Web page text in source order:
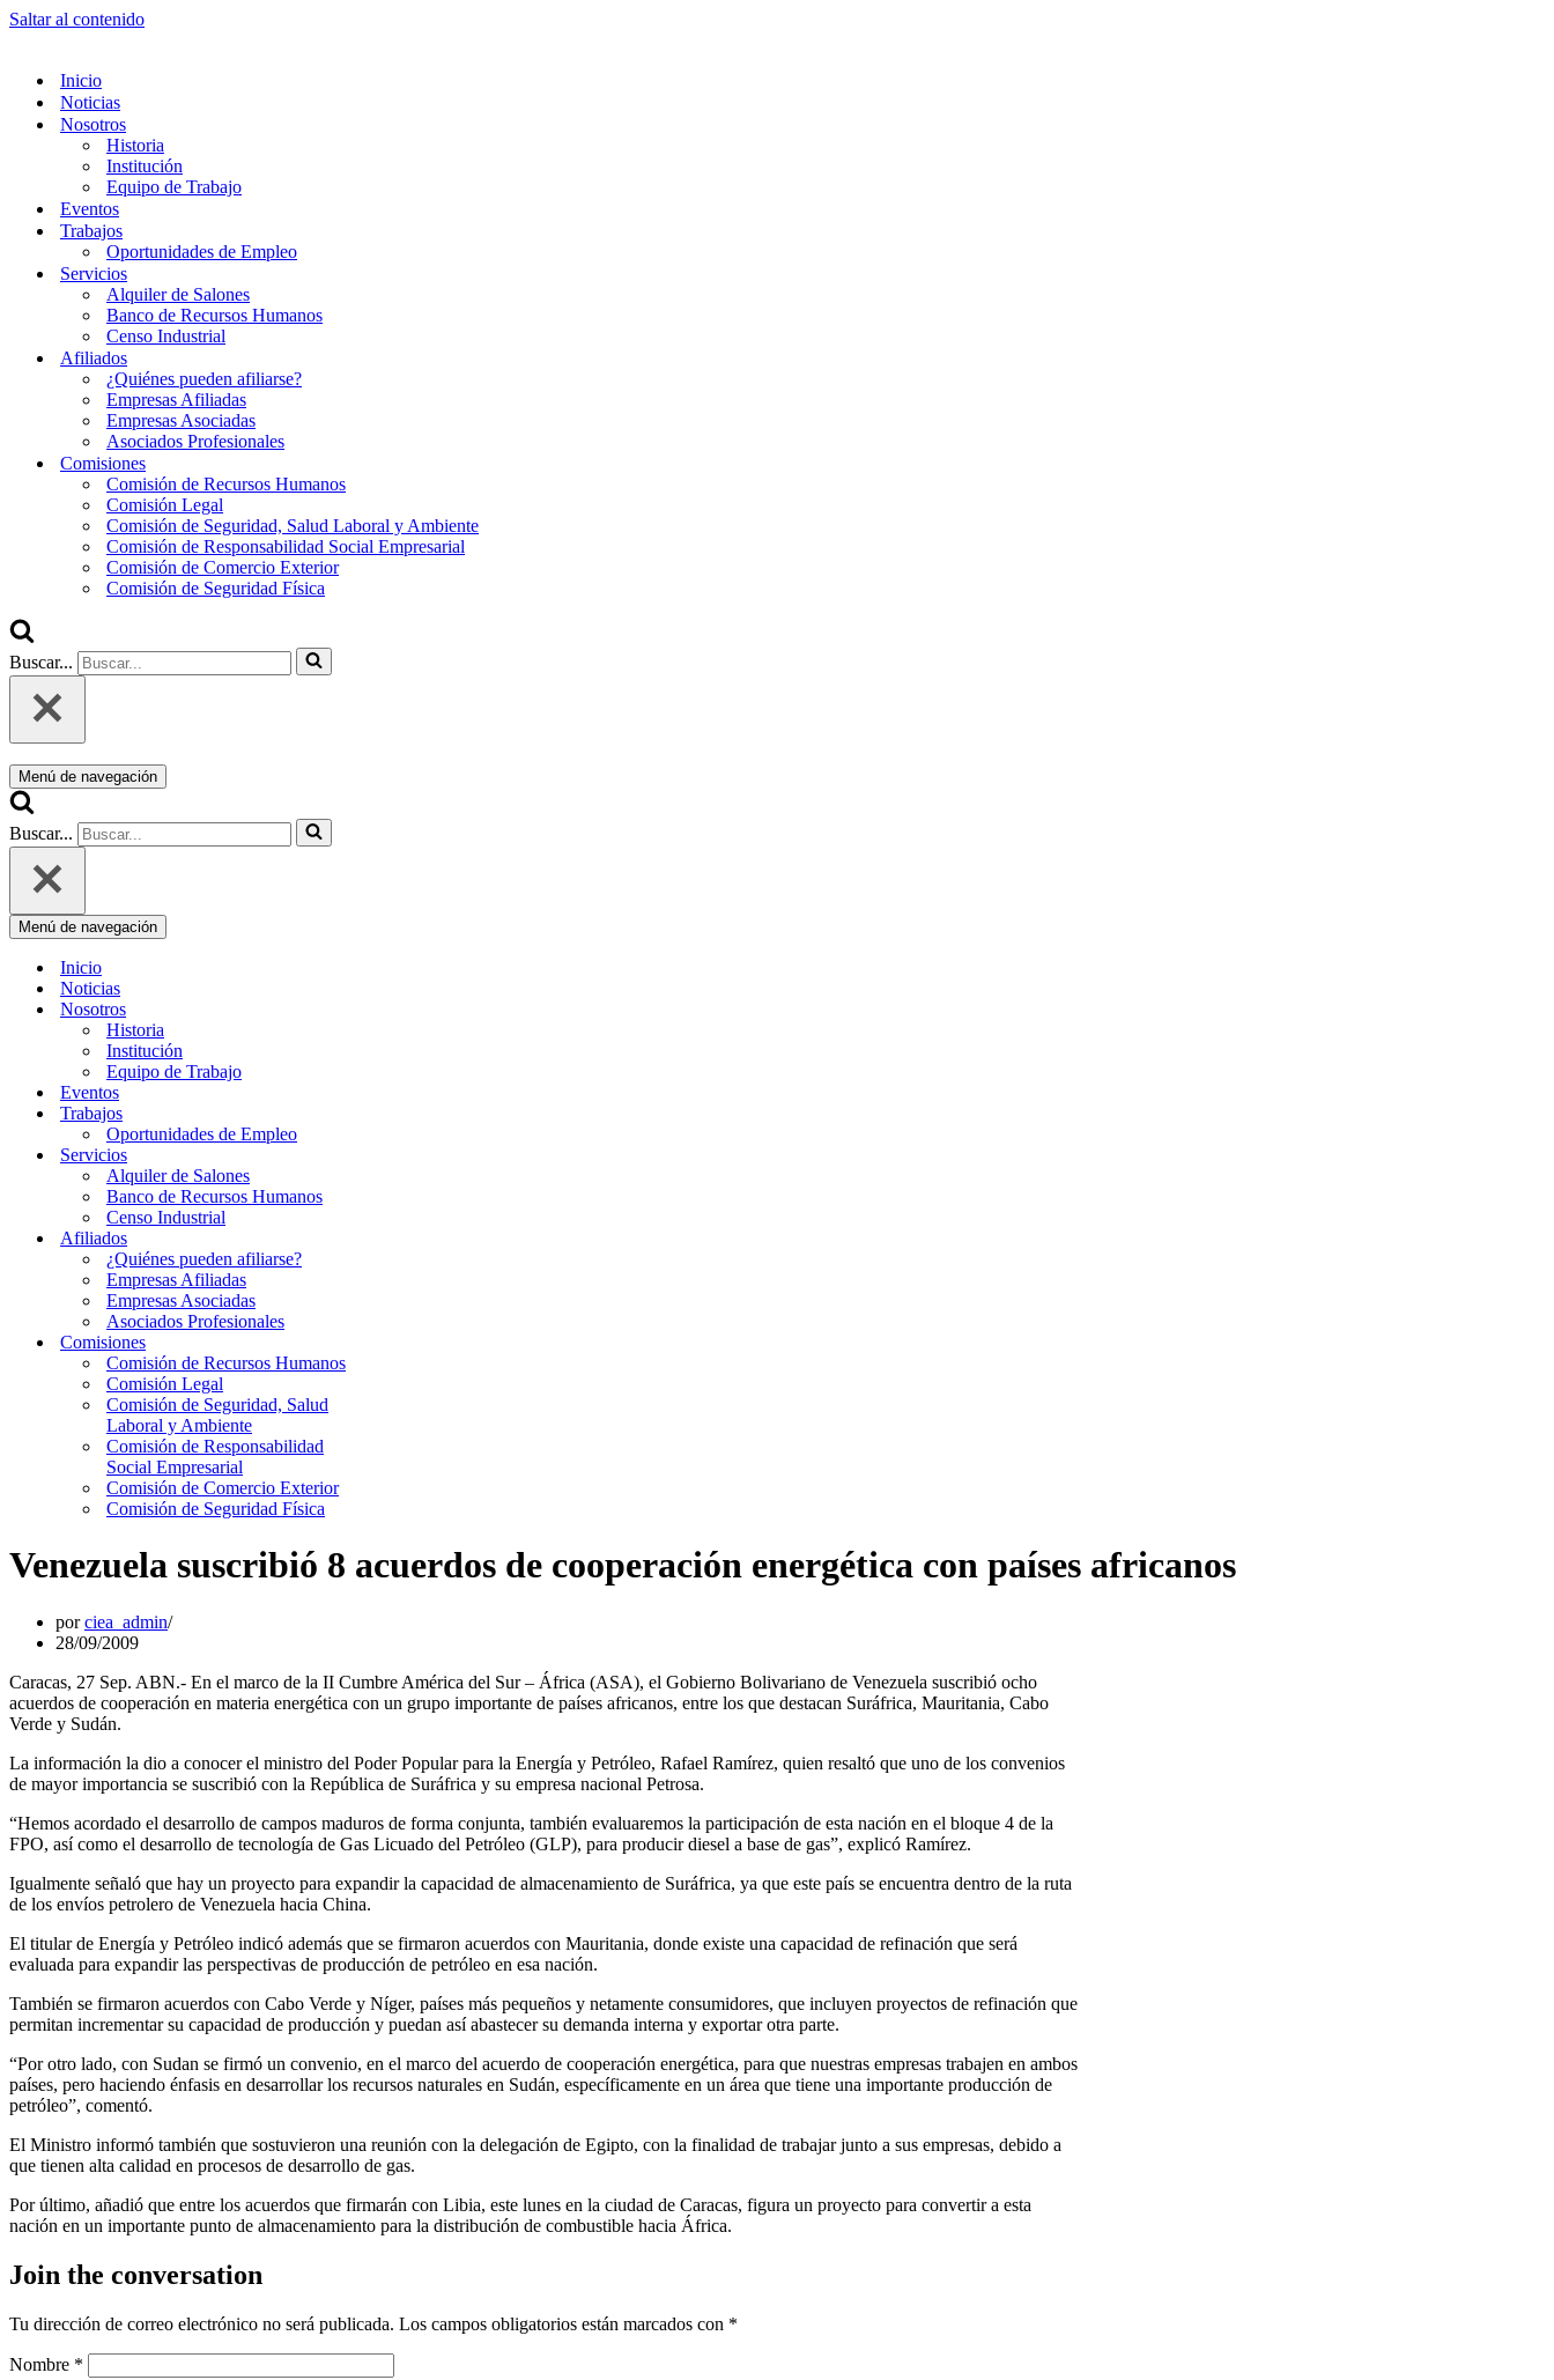
Saltar al contenido
Inicio
Noticias
Nosotros
Historia
Institución
Equipo de Trabajo
Eventos
Trabajos
Oportunidades de Empleo
Servicios
Alquiler de Salones
Banco de Recursos Humanos
Censo Industrial
Afiliados
¿Quiénes pueden afiliarse?
Empresas Afiliadas
Empresas Asociadas
Asociados Profesionales
Comisiones
Comisión de Recursos Humanos
Comisión Legal
Comisión de Seguridad, Salud Laboral y Ambiente
Comisión de Responsabilidad Social Empresarial
Comisión de Comercio Exterior
Comisión de Seguridad Física
Buscar...
Menú de navegación
Buscar...
Menú de navegación
Inicio
Noticias
Nosotros
Historia
Institución
Equipo de Trabajo
Eventos
Trabajos
Oportunidades de Empleo
Servicios
Alquiler de Salones
Banco de Recursos Humanos
Censo Industrial
Afiliados
¿Quiénes pueden afiliarse?
Empresas Afiliadas
Empresas Asociadas
Asociados Profesionales
Comisiones
Comisión de Recursos Humanos
Comisión Legal
Comisión de Seguridad, Salud
Laboral y Ambiente
Comisión de Responsabilidad
Social Empresarial
Comisión de Comercio Exterior
Comisión de Seguridad Física
Venezuela suscribió 8 acuerdos de cooperación energética con países africanos
porciea_admin
28/09/2009
Caracas, 27 Sep. ABN.- En el marco de la II Cumbre América del Sur – África (ASA), el Gobierno Bolivariano de Venezuela suscribió ocho
acuerdos de cooperación en materia energética con un grupo importante de países africanos, entre los que destacan Suráfrica, Mauritania, Cabo
Verde y Sudán.
La información la dio a conocer el ministro del Poder Popular para la Energía y Petróleo, Rafael Ramírez, quien resaltó que uno de los convenios
de mayor importancia se suscribió con la República de Suráfrica y su empresa nacional Petrosa.
“Hemos acordado el desarrollo de campos maduros de forma conjunta, también evaluaremos la participación de esta nación en el bloque 4 de la
FPO, así como el desarrollo de tecnología de Gas Licuado del Petróleo (GLP), para producir diesel a base de gas”, explicó Ramírez.
Igualmente señaló que hay un proyecto para expandir la capacidad de almacenamiento de Suráfrica, ya que este país se encuentra dentro de la ruta
de los envíos petrolero de Venezuela hacia China.
El titular de Energía y Petróleo indicó además que se firmaron acuerdos con Mauritania, donde existe una capacidad de refinación que será
evaluada para expandir las perspectivas de producción de petróleo en esa nación.
También se firmaron acuerdos con Cabo Verde y Níger, países más pequeños y netamente consumidores, que incluyen proyectos de refinación que
permitan incrementar su capacidad de producción y puedan así abastecer su demanda interna y exportar otra parte.
“Por otro lado, con Sudan se firmó un convenio, en el marco del acuerdo de cooperación energética, para que nuestras empresas trabajen en ambos
países, pero haciendo énfasis en desarrollar los recursos naturales en Sudán, específicamente en un área que tiene una importante producción de
petróleo”, comentó.
El Ministro informó también que sostuvieron una reunión con la delegación de Egipto, con la finalidad de trabajar junto a sus empresas, debido a
que tienen alta calidad en procesos de desarrollo de gas.
Por último, añadió que entre los acuerdos que firmarán con Libia, este lunes en la ciudad de Caracas, figura un proyecto para convertir a esta
nación en un importante punto de almacenamiento para la distribución de combustible hacia África.
Join the conversation
Tu dirección de correo electrónico no será publicada. Los campos obligatorios están marcados con *
Nombre *